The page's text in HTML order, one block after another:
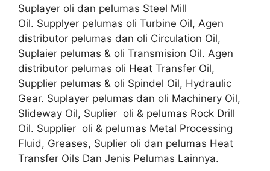
Suplayer oli dan pelumas Steel Mill
Oil. Supplyer pelumas oli Turbine Oil, Agen
distributor pelumas dan oli Circulation Oil,
Suplaier pelumas & oli Transmision Oil. Agen
distributor pelumas oli Heat Transfer Oil,
Supplier pelumas & oli Spindel Oil, Hydraulic
Gear. Suplayer pelumas dan oli Machinery Oil,
Slideway Oil, Suplier oli & pelumas Rock Drill
Oil. Supplier oli & pelumas Metal Processing
Fluid, Greases, Suplier oli dan pelumas Heat
Transfer Oils Dan Jenis Pelumas Lainnya.